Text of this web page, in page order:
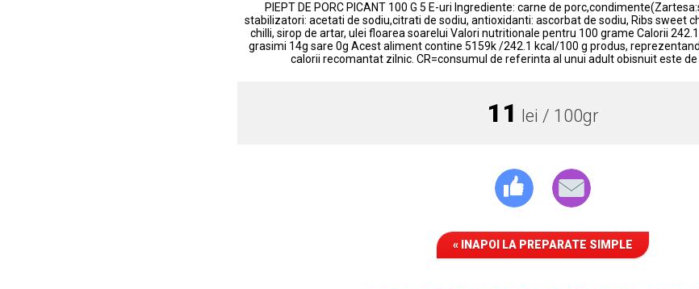
PIEPT DE PORC PICANT 100 G 5 E-uri Ingrediente: carne de
stabilizatori: acetati de sodiu,citrati de sodiu, antioxidanti: ascorbat de sodiu, Ribs sweet
chilli, sirop de artar, ulei floarea soarelui Valori nutritionale pentru 100 grame Calorii
grasimi 14g sare 0g Acest aliment contine 5159k /242.1 kcal/100 g produs,
calorii recomantat zilnic. CR=consumul de referinta al unui adult obisnuit este
11 lei / 100gr
« INAPOI LA PREPARATE SIMPLE